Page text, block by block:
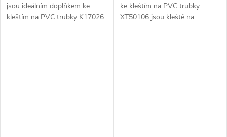
jsou ideálním doplňkem ke
kleštím na PVC trubky K17026.
Tyto čelisti jsou vyrobeny z
ke kleštím na PVC trubky
XT50106 jsou kleště na
plastové trubky s vyměnitelným